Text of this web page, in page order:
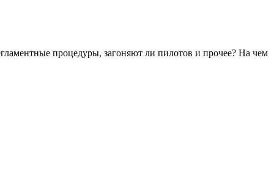
процедуры, загоняют ли пилотов и прочее? На чем